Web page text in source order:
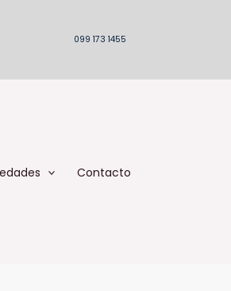
099 173 1455
Contacto